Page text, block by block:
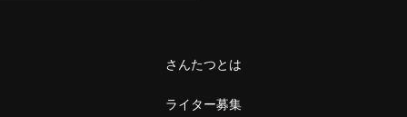
さんたつとは
ライター募集